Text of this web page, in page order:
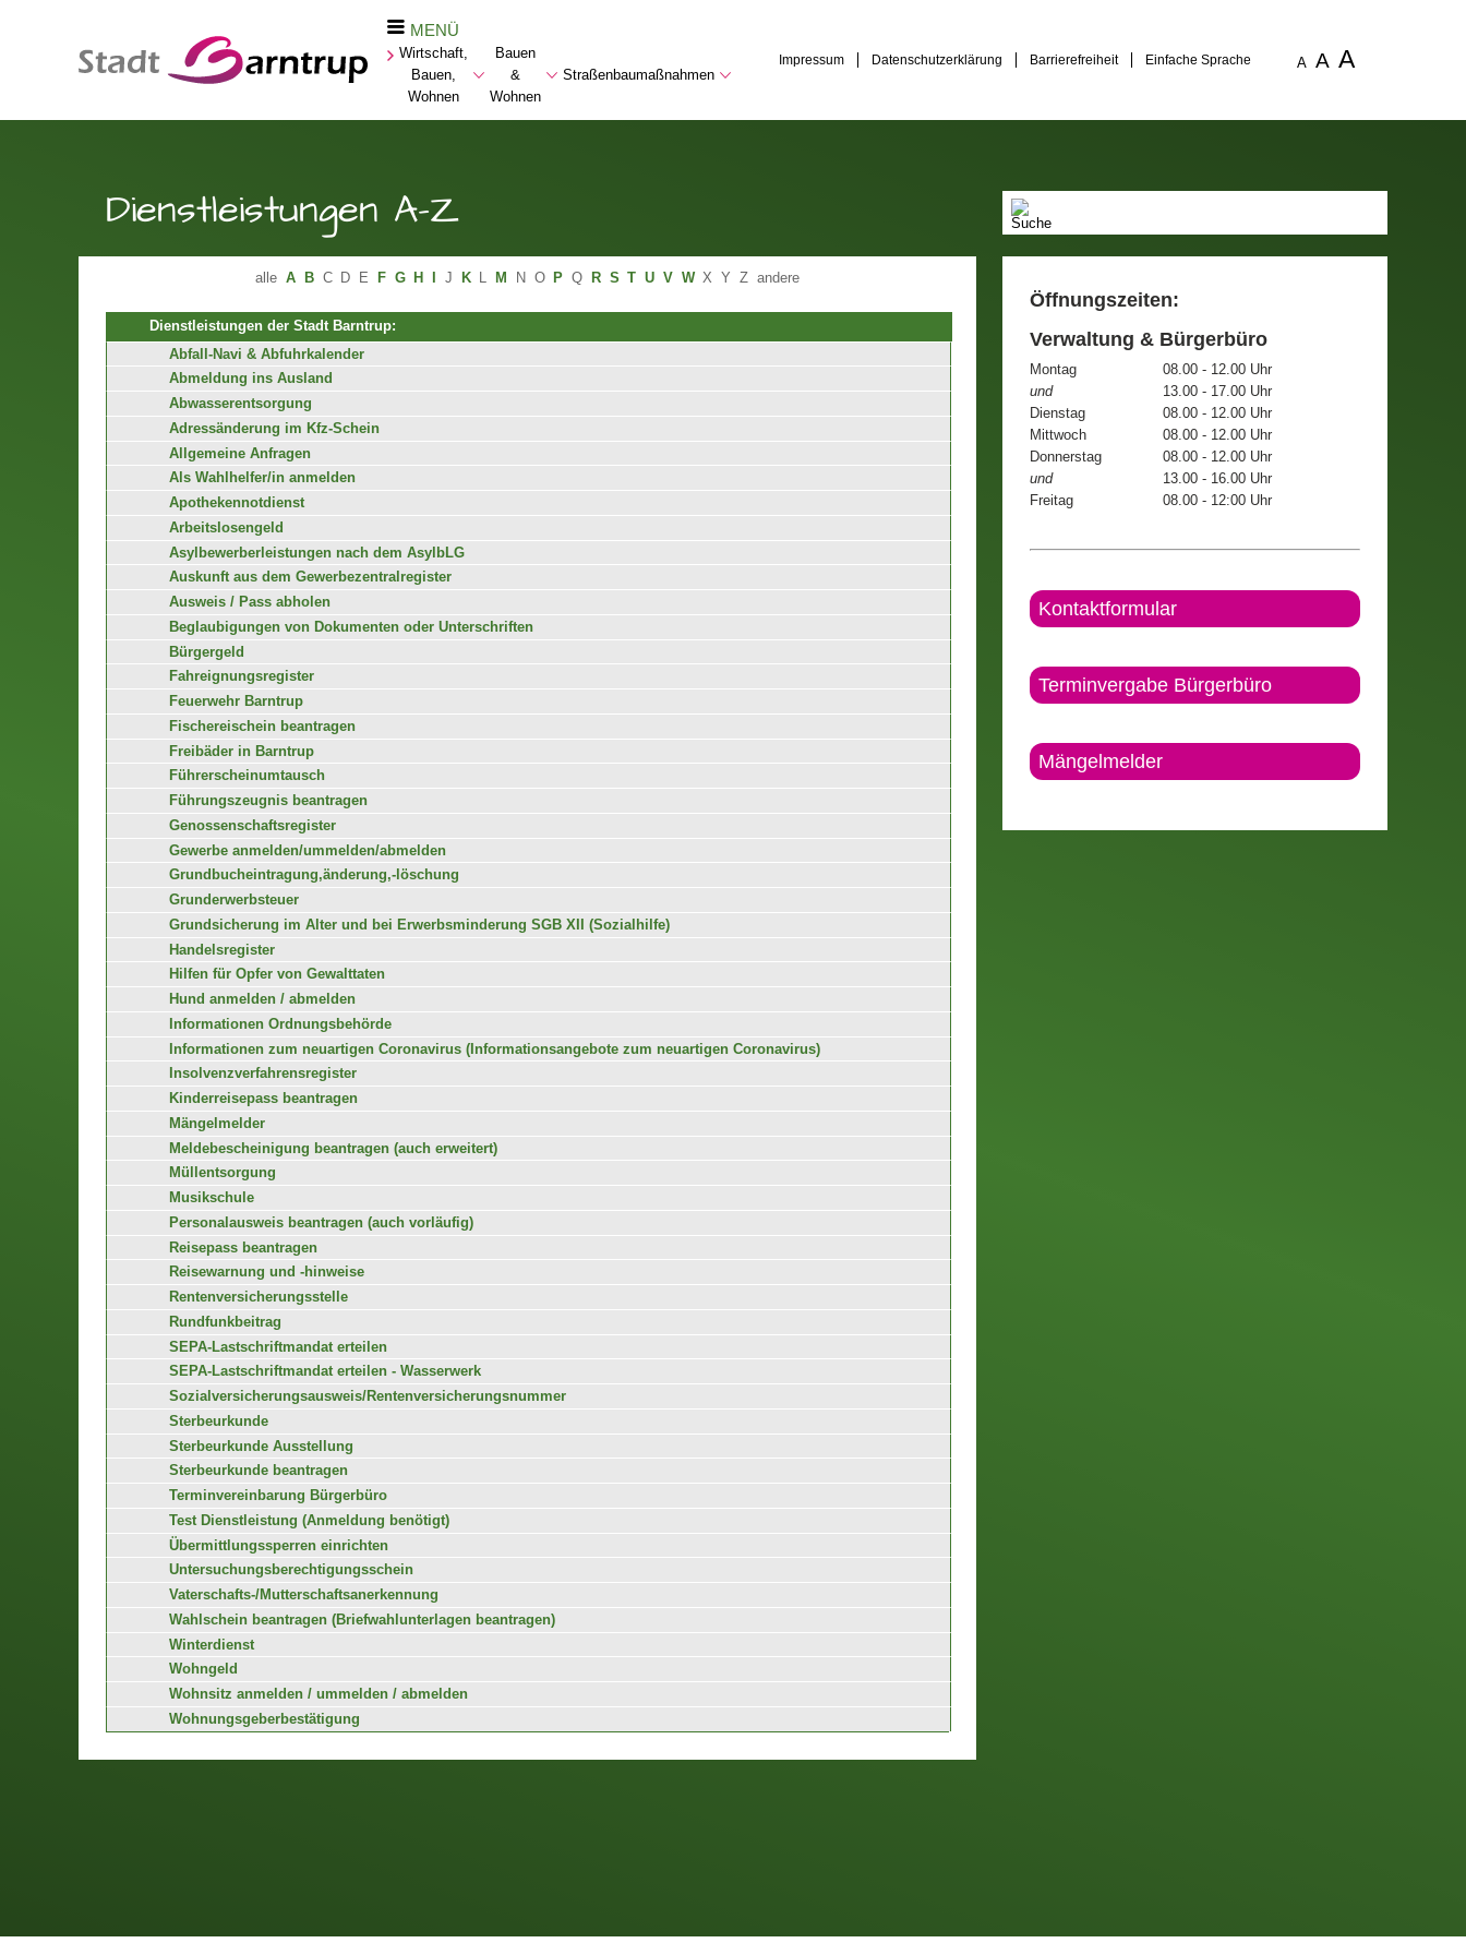
MENÜ
Wirtschaft,
Bauen,
Wohnen
Bauen
&
Wohnen
Straßenbaumaßnahmen
Impressum Datenschutzerklärung Barrierefreiheit Einfache Sprache A A A
Dienstleistungen A-Z
alle A B C D E F G H J K M N O P Q R S T U V W X Y Z andere
Dienstleistungen der Stadt Barntrup:
Abfall-Navi & Abfuhrkalender
Abmeldung ins Ausland
Abwasserentsorgung
Adressänderung im Kfz-Schein
Allgemeine Anfragen
Als Wahlhelfer/in anmelden
Apothekennotdienst
Arbeitslosengeld
Asylbewerberleistungen nach dem AsylbLG
Auskunft aus dem Gewerbezentralregister
Ausweis / Pass abholen
Beglaubigungen von Dokumenten oder Unterschriften
Bürgergeld
Fahreignungsregister
Feuerwehr Barntrup
Fischereischein beantragen
Freibäder in Barntrup
Führerscheinumtausch
Führungszeugnis beantragen
Genossenschaftsregister
Gewerbe anmelden/ummelden/abmelden
Grundbucheintragung,änderung,-löschung
Grunderwerbsteuer
Grundsicherung im Alter und bei Erwerbsminderung SGB XII (Sozialhilfe)
Handelsregister
Hilfen für Opfer von Gewalttaten
Hund anmelden / abmelden
Informationen Ordnungsbehörde
Informationen zum neuartigen Coronavirus (Informationsangebote zum neuartigen Coronavirus)
Insolvenzverfahrensregister
Kinderreisepass beantragen
Mängelmelder
Meldebescheinigung beantragen (auch erweitert)
Müllentsorgung
Musikschule
Personalausweis beantragen (auch vorläufig)
Reisepass beantragen
Reisewarnung und -hinweise
Rentenversicherungsstelle
Rundfunkbeitrag
SEPA-Lastschriftmandat erteilen
SEPA-Lastschriftmandat erteilen - Wasserwerk
Sozialversicherungsausweis/Rentenversicherungsnummer
Sterbeurkunde
Sterbeurkunde Ausstellung
Sterbeurkunde beantragen
Terminvereinbarung Bürgerbüro
Test Dienstleistung (Anmeldung benötigt)
Übermittlungssperren einrichten
Untersuchungsberechtigungsschein
Vaterschafts-/Mutterschaftsanerkennung
Wahlschein beantragen (Briefwahlunterlagen beantragen)
Winterdienst
Wohngeld
Wohnsitz anmelden / ummelden / abmelden
Wohnungsgeberbestätigung
Öffnungszeiten:
Verwaltung & Bürgerbüro
Montag
08.00 - 12.00 Uhr
und
13.00 - 17.00 Uhr
Dienstag
08.00 - 12.00 Uhr
Mittwoch
08.00 - 12.00 Uhr
Donnerstag
08.00 - 12.00 Uhr
und
13.00 - 16.00 Uhr
Freitag
08.00 - 12:00 Uhr
Kontaktformular
Terminvergabe Bürgerbüro
Mängelmelder